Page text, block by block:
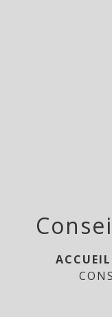
ACCUEIL